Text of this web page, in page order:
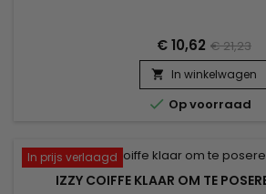
€ 10,62 € 21,23
 In winkelwagen
 Op voorraad
In prijs verlaagd
IZZY COIFFE KLAAR OM TE